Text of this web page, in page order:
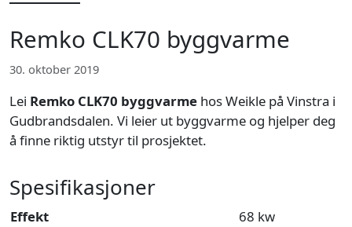
Remko CLK70 byggvarme
30. oktober 2019
Lei Remko CLK70 byggvarme hos Weikle på Vinstra i
Gudbrandsdalen. Vi leier ut byggvarme og hjelper deg
å finne riktig utstyr til prosjektet.
Spesifikasjoner
Effekt
68 kw